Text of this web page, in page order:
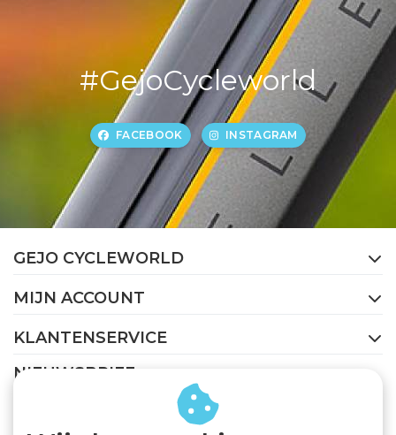
#GejoCycleworld
FACEBOOK INSTAGRAM
GEJO CYCLEWORLD
MIJN ACCOUNT
KLANTENSERVICE
NIEUWSBRIEF
Abonneer je op onze nieuwsbrief om op de hoogte te